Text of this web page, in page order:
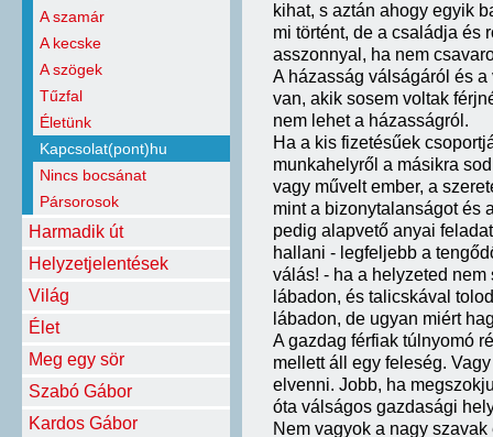
A szamár
A kecske
A szögek
Tűzfal
Életünk
Kapcsolat(pont)hu
Nincs bocsánat
Pársorosok
Harmadik út
Helyzetjelentések
Világ
Élet
Meg egy sör
Szabó Gábor
Kardos Gábor
kihat, s aztán ahogy egyik
mi történt, de a családja és
asszonnyal, ha nem
A házasság válságáról és
van, akik sosem voltak
nem lehet a házasságról.
Ha a kis fizetésűek
munkahelyről a másikra
vagy művelt ember, a
mint a bizonytalanságot és
pedig alapvető anyai
hallani - legfeljebb a
válás! - ha a helyzeted
lábadon, és talicskával
lábadon, de ugyan miért
A gazdag férfiak túlnyomó
mellett áll egy feleség.
elvenni. Jobb, ha
óta válságos gazdasági
Nem vagyok a nagy